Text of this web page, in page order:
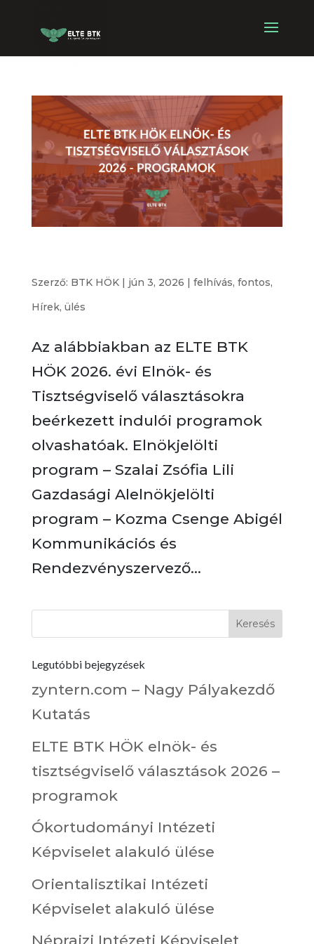
Szerző: BTK HÖK| jún 3, 2026 felhívás, fontos,
Hírek, ülés
Az alábbiakban az ELTE BTK
HÖK 2026. évi Elnök- és
Tisztségviselő választásokra
beérkezett indulói programok
olvashatóak. Elnökjelölti
program – Szalai Zsófia Lili
Gazdasági Alelnökjelölti
program – Kozma Csenge Abigél
Kommunikációs és
Rendezvényszervező...
Legutóbbi bejegyzések
zyntern.com – Nagy Pályakezdő
Kutatás
ELTE BTK HÖK elnök- és
tisztségviselő választások 2026 –
programok
Ókortudományi Intézeti
Képviselet alakuló ülése
Orientalisztikai Intézeti
Képviselet alakuló ülése
Néprajzi Intézeti Képviselet